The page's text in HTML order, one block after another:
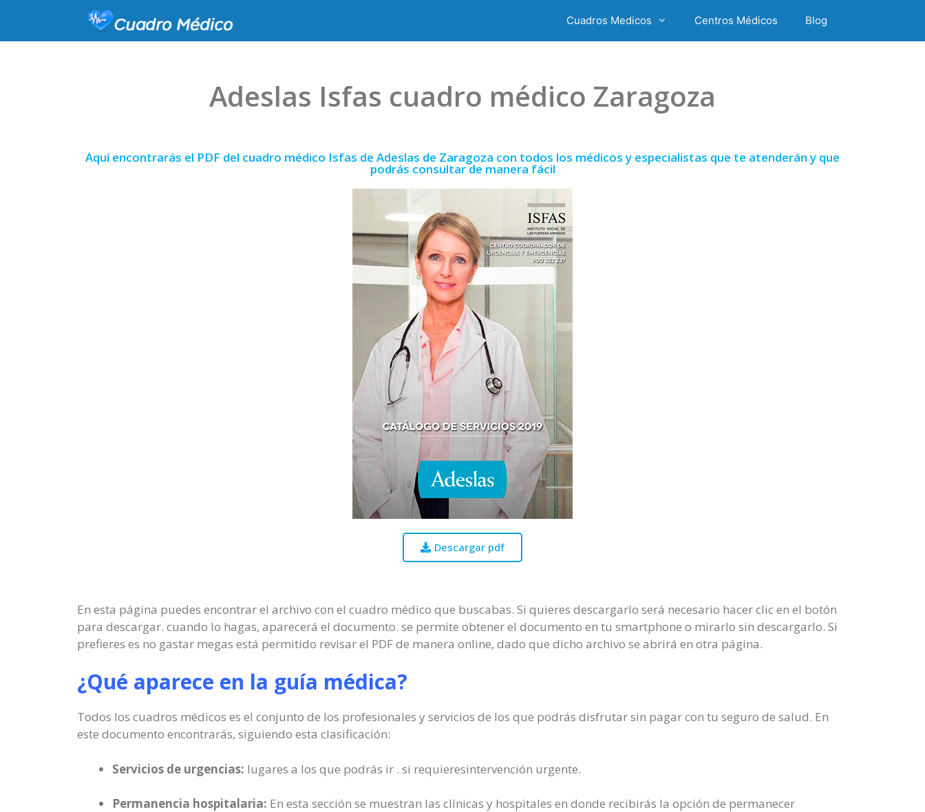
Cuadros Medicos Centros Médicos Blog
Adeslas Isfas cuadro médico Zaragoza
Aquí encontrarás el PDF del cuadro médico Isfas de Adeslas de Zaragoza con todos los médicos y especialistas que te atenderán y que
podrás consultar de manera fácil
Descargar pdf
En esta página puedes encontrar el archivo con el cuadro médico que buscabas. Si quieres descargarlo será necesario hacer clic en el botón
para descargar. cuando lo hagas, aparecerá el documento. se permite obtener el documento en tu smartphone o mirarlo sin descargarlo. Si
prefieres es no gastar megas está permitido revisar el PDF de manera online, dado que dicho archivo se abrirá en otra página.
¿Qué aparece en la guía médica?
Todos los cuadros médicos es el conjunto de los profesionales y servicios de los que podrás disfrutar sin pagar con tu seguro de salud. En
este documento encontrarás, siguiendo esta clasificación:
Servicios de urgencias: lugares a los que podrás ir . si requieresintervención urgente.
Permanencia hospitalaria: En esta sección se muestran las clínicas y hospitales en donde recibirás la opción de permanecer